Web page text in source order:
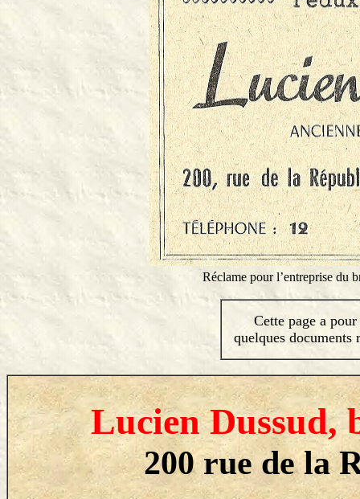
Réclame pour l’entreprise du
Cette page a pour
quelques documents
Lucien Dussud,
200 rue de la